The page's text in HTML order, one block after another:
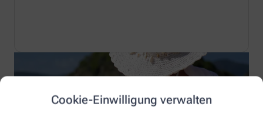
Cookie-Einwilligung verwalten